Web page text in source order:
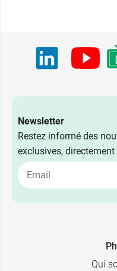
Newsletter
Restez informé des
exclusives,
Qui